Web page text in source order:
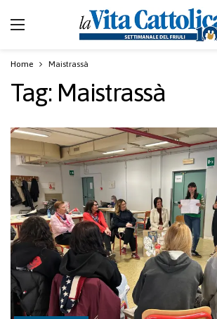
Home Maistrassà
Tag: Maistrassà